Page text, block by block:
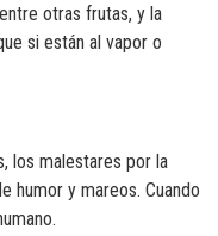
otras frutas, y la
si están al vapor o
los malestares por la
humor y mareos. Cuando